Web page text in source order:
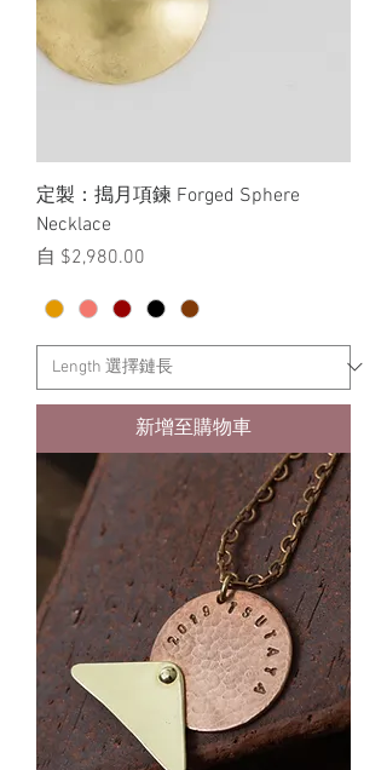
定製：搗月項鍊 Forged Sphere
Necklace
自 $2,980.00
促銷價格
新增至購物車